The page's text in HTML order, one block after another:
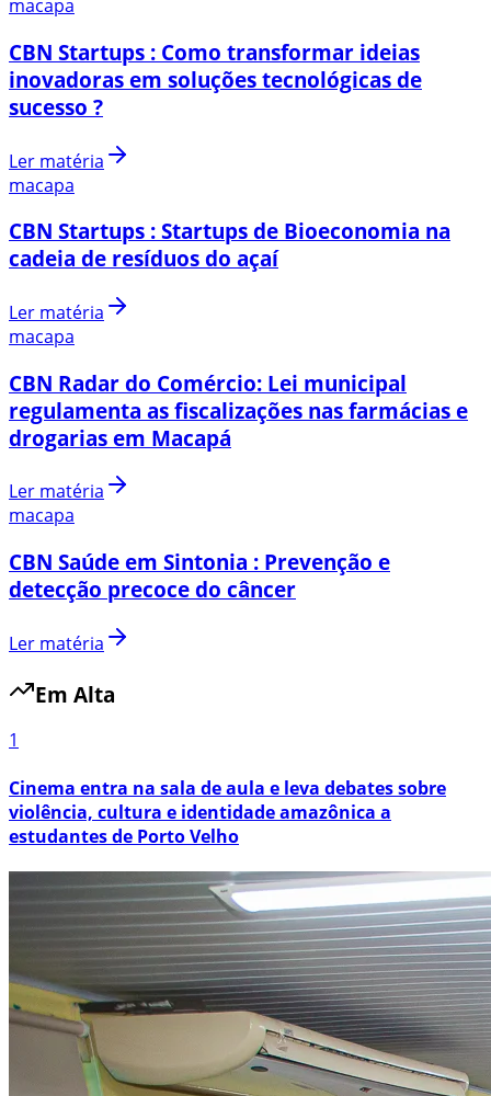
macapa
CBN Startups : Como transformar ideias
inovadoras em soluções tecnológicas de
sucesso ?
Ler matéria
macapa
CBN Startups : Startups de Bioeconomia na
cadeia de resíduos do açaí
Ler matéria
macapa
CBN Radar do Comércio: Lei municipal
regulamenta as fiscalizações nas farmácias e
drogarias em Macapá
Ler matéria
macapa
CBN Saúde em Sintonia : Prevenção e
detecção precoce do câncer
Ler matéria
Em Alta
1
Cinema entra na sala de aula e leva debates sobre
violência, cultura e identidade amazônica a
estudantes de Porto Velho